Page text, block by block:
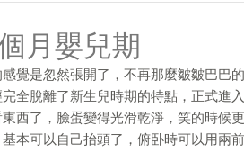
月嬰兒期
覺是忽然張開了，不再那麼皺皺巴巴
全脫離了新生兒時期的特點，正式進
西了，臉蛋變得光滑乾淨，笑的時候
本可以自己抬頭了，俯卧時可以用兩